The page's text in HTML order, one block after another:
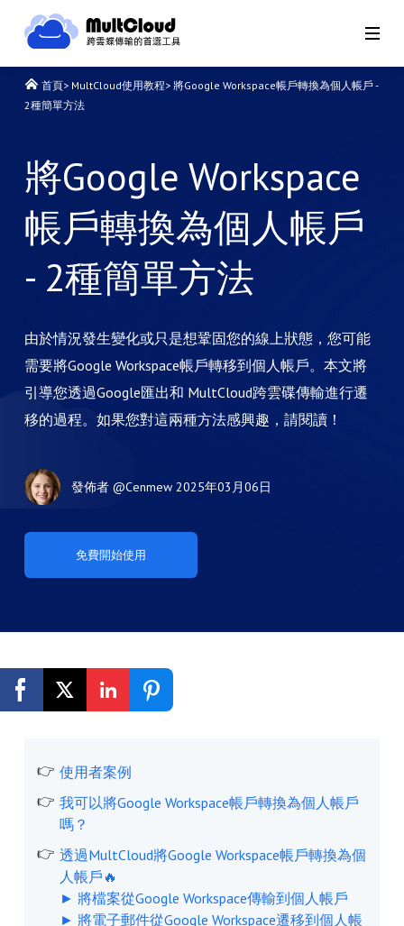
首頁> MultCloud使用教程> 將Google Workspace帳戶轉換為個人帳戶 -
2種簡單方法
將Google Workspace
帳戶轉換為個人帳戶
- 2種簡單方法
由於情況發生變化或只是想鞏固您的線上狀態，您可能
需要將Google Workspace帳戶轉移到個人帳戶。本文將
引導您透過Google匯出和 MultCloud跨雲碟傳輸進行遷
移的過程。如果您對這兩種方法感興趣，請閱讀！
免費開始使用
發佈者 @Cenmew 2025年03月06日
使用者案例
我可以將Google Workspace帳戶轉換為個人帳戶
嗎？
透過MultCloud將Google Workspace帳戶轉換為個
人帳戶🔥
► 將檔案從Google Workspace傳輸到個人帳戶
► 將電子郵件從Google Workspace遷移到個人帳